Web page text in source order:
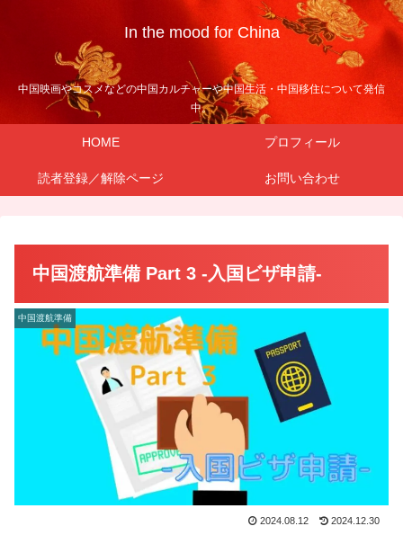
In the mood for China
中国映画やコスメなどの中国カルチャーや中国生活・中国移住について発信
中。
HOME プロフィール
読者登録／解除ページ お問い合わせ
中国渡航準備 Part 3 -入国ビザ申請-
中国渡航準備
2024.08.12 2024.12.30